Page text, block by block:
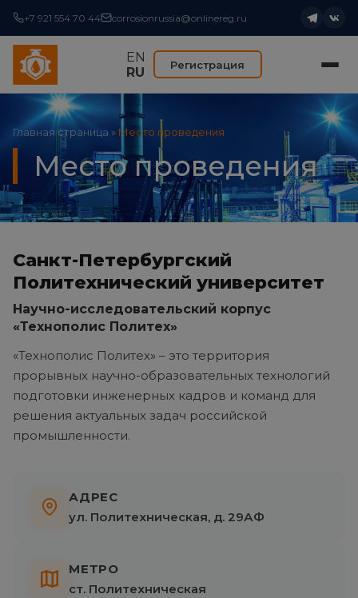
+7 921 554 70 44 corrosionrussia@onlinereg.ru
EN
RU
Регистрация
Главная страница » Место проведения
Место проведения
Санкт-Петербургский
Политехнический университет
Научно-исследовательский корпус
«Технополис Политех»
«Технополис Политех» – это территория
прорывных научно-образовательных технологий
подготовки инженерных кадров и команд для
решения актуальных задач российской
промышленности.
АДРЕС
ул. Политехническая, д. 29АФ
МЕТРО
ст. Политехническая